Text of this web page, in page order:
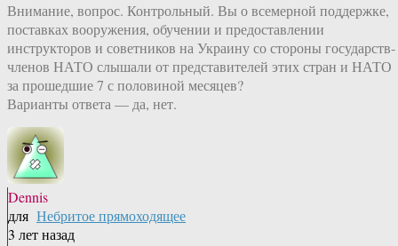
Внимание, вопрос. Контрольный. Вы о всемерной поддержке,
поставках вооружения, обучении и предоставлении
инструкторов и советников на Украину со стороны государств-
членов НАТО слышали от представителей этих стран и НАТО
за прошедшие 7 с половиной месяцев?
Варианты ответа — да, нет.
Dennis
для Небритое прямоходящее
3 лет назад